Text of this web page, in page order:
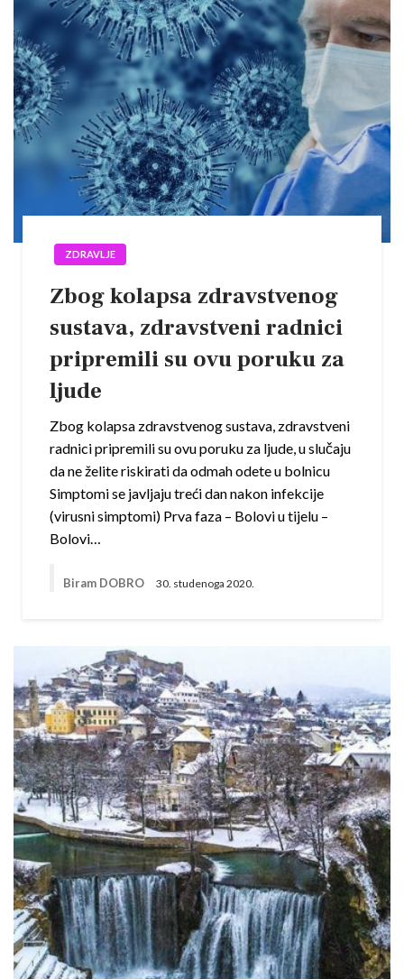
ZDRAVLJE
Zbog kolapsa zdravstvenog
sustava, zdravstveni radnici
pripremili su ovu poruku za
ljude
Zbog kolapsa zdravstvenog sustava, zdravstveni
radnici pripremili su ovu poruku za ljude, u slučaju
da ne želite riskirati da odmah odete u bolnicu
Simptomi se javljaju treći dan nakon infekcije
(virusni simptomi) Prva faza – Bolovi u tijelu –
Bolovi…
Biram DOBRO 30. studenoga 2020.